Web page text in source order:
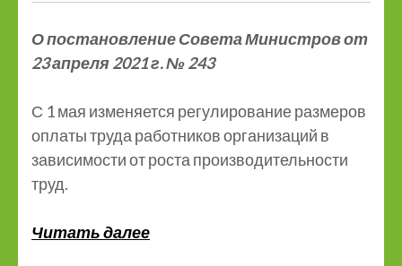
О постановление Совета Министров от
23 апреля 2021 г. № 243
С 1 мая изменяется регулирование размеров
оплаты труда работников организаций в
зависимости от роста производительности
труд.
Читать далее